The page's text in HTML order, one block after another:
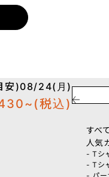
安)08/24(月)
(税込)
すべ
人気
- Tシ
- Tシ